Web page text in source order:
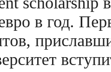
в год.